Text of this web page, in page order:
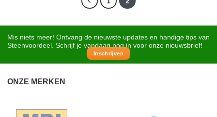
Mis niets meer! Ontvang de nieuwste updates en handige tips van
Steenvoordeel. Schrijf je vandaag nog in voor onze nieuwsbrief!
Inschrijven
ONZE MERKEN